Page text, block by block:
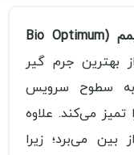
شوینده سرویس بهداشتی بایو اپتیمم (Bio Optimum
بهترین جرم گیر
سطوح سرویس
می‌کند. علاوه
بین می‌برد؛ زیرا